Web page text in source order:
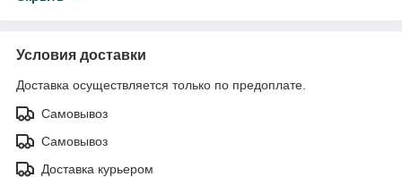
Условия доставки
Доставка осуществляется только по предоплате.
Самовывоз
Самовывоз
Доставка курьером